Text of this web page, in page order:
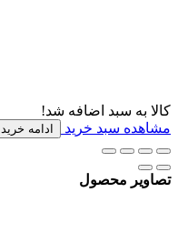
کالا به سبد اضافه شد!
مشاهده سبد خرید
ادامه خرید
تصاویر محصول